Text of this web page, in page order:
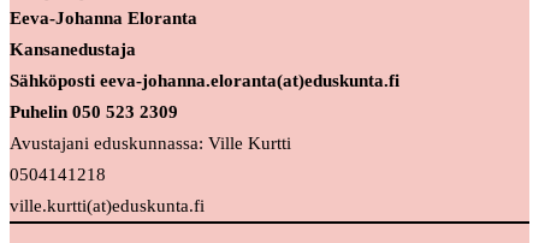
Eeva-Johanna Eloranta
Kansanedustaja
Sähköposti eeva-johanna.eloranta(at)eduskunta.fi
Puhelin 050 523 2309
Avustajani eduskunnassa: Ville Kurtti
0504141218
ville.kurtti(at)eduskunta.fi